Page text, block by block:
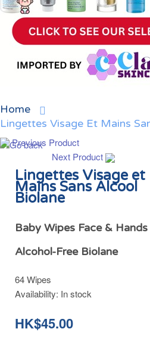
Home
Lingettes Visage Et Mains
Previous Product
Next Product
Lingettes Visage et
Mains Sans Alcool
Biolane
Baby Wipes Face & Hands
Alcohol-Free Biolane
64 Wipes
Availability: In stock
HK$45.00